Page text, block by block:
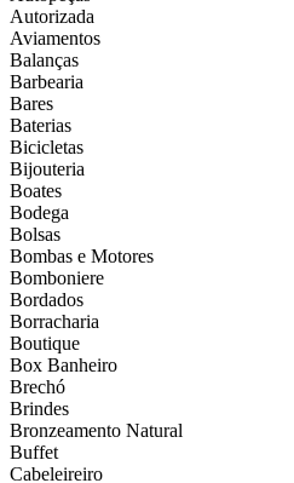
Autorizada
Aviamentos
Balanças
Barbearia
Bares
Baterias
Bicicletas
Bijouteria
Boates
Bodega
Bolsas
Bombas e Motores
Bomboniere
Bordados
Borracharia
Boutique
Box Banheiro
Brechó
Brindes
Bronzeamento Natural
Buffet
Cabeleireiro